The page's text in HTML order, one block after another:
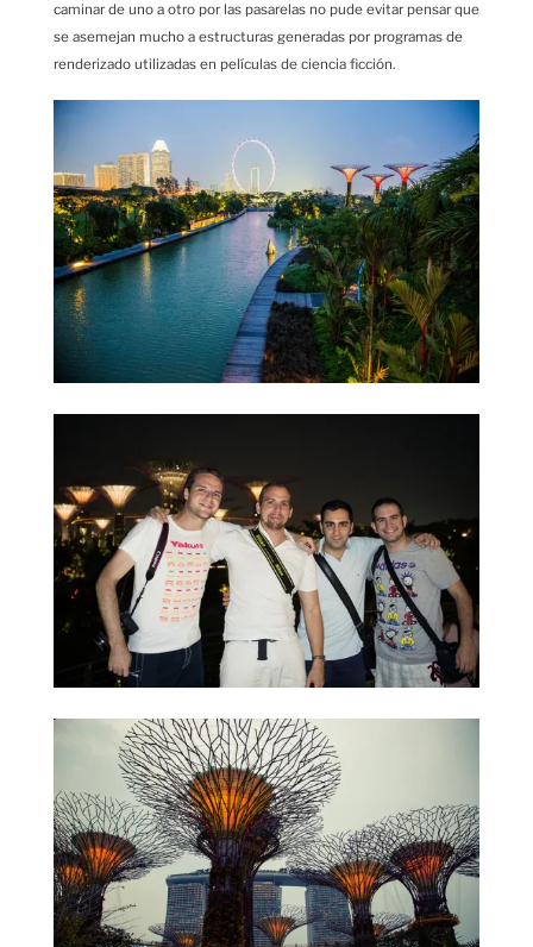
caminar de uno a otro por las pasarelas no pude evitar pensar que
se asemejan mucho a estructuras generadas por programas de
renderizado utilizadas en películas de ciencia ficción.